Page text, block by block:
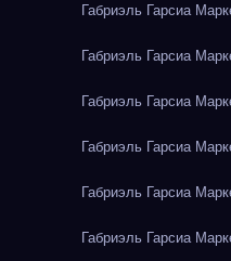
Габриэль Гарсиа
Габриэль Гарсиа
Габриэль Гарсиа
Габриэль Гарсиа
Габриэль Гарсиа
Габриэль Гарсиа